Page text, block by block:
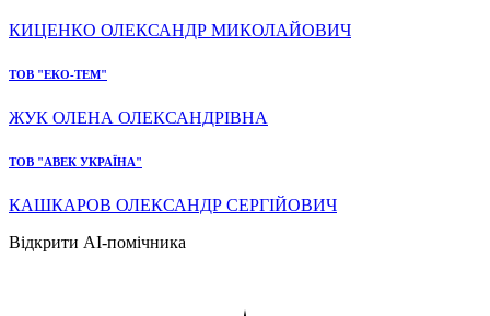
КИЦЕНКО ОЛЕКСАНДР МИКОЛАЙОВИЧ
ТОВ "ЕКО-ТЕМ"
ЖУК ОЛЕНА ОЛЕКСАНДРІВНА
ТОВ "АВЕК УКРАЇНА"
КАШКАРОВ ОЛЕКСАНДР СЕРГІЙОВИЧ
Відкрити AI-помічника